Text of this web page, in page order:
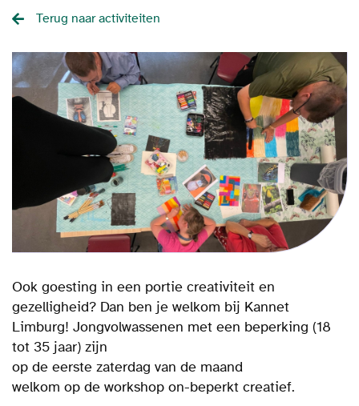
Terug naar activiteiten
Ook goesting in een portie creativiteit en
gezelligheid? Dan ben je welkom bij Kannet
Limburg! Jongvolwassenen met een beperking (18
tot 35 jaar) zijn
op de eerste zaterdag van de maand
welkom op de workshop on-beperkt creatief.